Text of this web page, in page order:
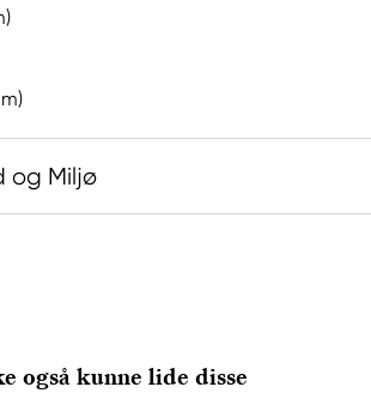
og Miljø
Germany
også kunne lide disse